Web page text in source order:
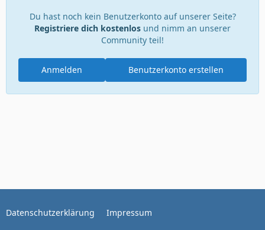
Du hast noch kein Benutzerkonto auf unserer Seite?
Registriere dich kostenlos und nimm an unserer
Community teil!
Benutzerkonto erstellen
Anmelden
Datenschutzerklärung Impressum